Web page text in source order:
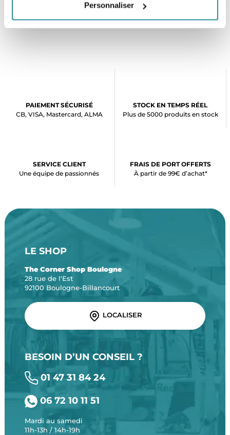
Personnaliser
PAIEMENT SÉCURISÉ
CB, VISA, Mastercard, ALMA
STOCK EN TEMPS RÉEL
Plus de 5000 produits en stock
SERVICE CLIENT
Une équipe de passionnés
FRAIS DE PORT OFFERTS
À partir de 99€ d’achat*
LE SHOP
The Corner Shop Boulogne
28 rue de l'Est
92100 Boulogne-Billancourt
LOCALISER
BESOIN D’UN CONSEIL ?
01 47 31 84 24
06 72 10 11 51
Mardi au samedi
11h-13h / 14h-19h